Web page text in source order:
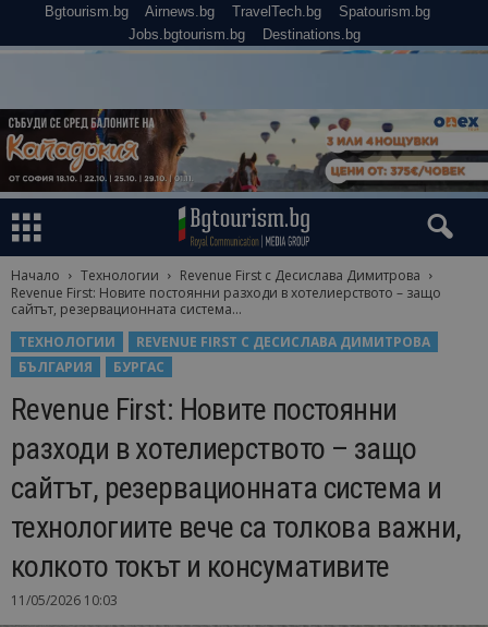
Bgtourism.bg Airnews.bg TravelTech.bg
Spatourism.bg
Jobs.bgtourism.bg
Destinations.bg
Начало Технологии
Revenue First с Десислава Димитрова
Revenue First: Новите постоянни разходи в хотелиерството – защо
сайтът, резервационната система...
ТЕХНОЛОГИИ
REVENUE FIRST С ДЕСИСЛАВА ДИМИТРОВА
БЪЛГАРИЯ
БУРГАС
Revenue First: Новите постоянни
разходи в хотелиерството – защо
сайтът, резервационната система и
технологиите вече са толкова важни,
колкото токът и консумативите
11/05/2026 10:03